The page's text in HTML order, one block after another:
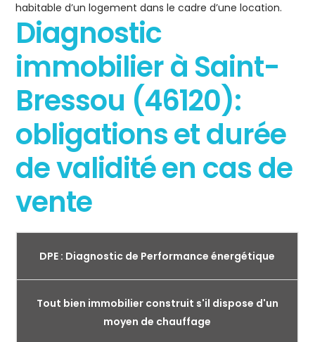
habitable d’un logement dans le cadre d’une location.
Diagnostic
immobilier à Saint-
Bressou (46120):
obligations et durée
de validité en cas de
vente
DPE : Diagnostic de Performance énergétique
Tout bien immobilier construit s'il dispose d'un
moyen de chauffage